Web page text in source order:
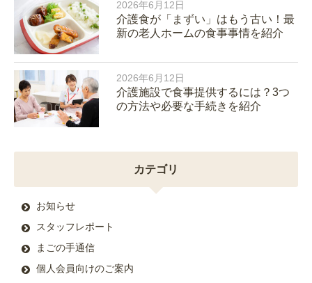
2026年6月12日
介護食が「まずい」はもう古い！最
新の老人ホームの食事事情を紹介
2026年6月12日
介護施設で食事提供するには？3つ
の方法や必要な手続きを紹介
カテゴリ
お知らせ
スタッフレポート
まごの手通信
個人会員向けのご案内